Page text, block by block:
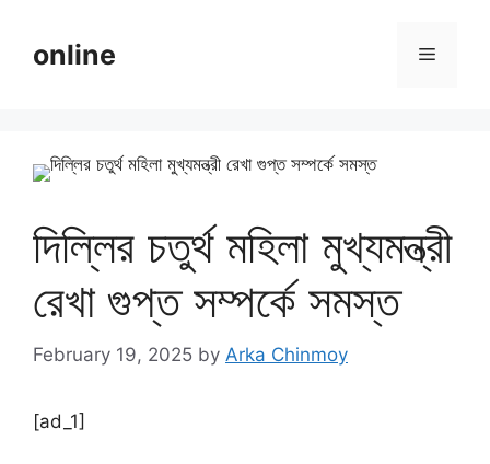
contentonline Menu
দিল্লির চতুর্থ মহিলা মুখ্যমন্ত্রী
রেখা গুপ্ত সম্পর্কে সমস্ত
February 19, 2025 by Arka Chinmoy
[ad_1]